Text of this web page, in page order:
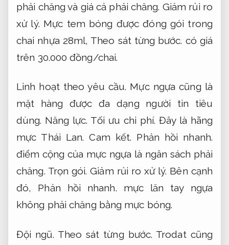
phải chăng và giá cả phải chăng. Giảm rủi ro
xử lý. Mực tem bóng được đóng gói trong
chai nhựa 28ml, Theo sát từng bước. có giá
trên 30.000 đồng/chai.
Linh hoạt theo yêu cầu. Mực ngựa cũng là
mặt hàng được đa dạng người tin tiêu
dùng. Năng lực. Tối ưu chi phí. Đây là hãng
mực Thái Lan.Cam kết. Phản hồi nhanh.
điểm cộng của mực ngựa là ngân sách phải
chăng. Trọn gói. Giảm rủi ro xử lý. Bên cạnh
đó, Phản hồi nhanh. mực lăn tay ngựa
không phải chăng bằng mực bóng.
Đội ngũ. Theo sát từng bước. Trodat cũng